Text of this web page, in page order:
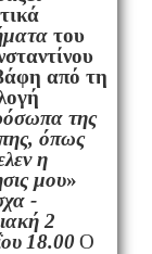
του
από τη
της
, όπως
η
μου»
-
2
18.00Ο